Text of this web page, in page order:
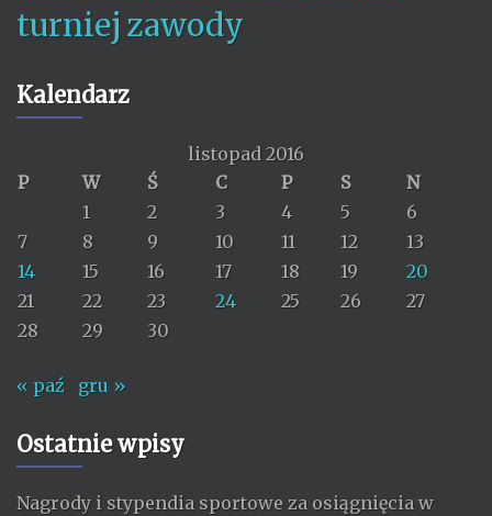
turniej zawody
Kalendarz
listopad 2016
P
W Ś C P S
N
1
2 3 4 5
6
7
8 9 10 11 12
13
14
15 16 17 18 19
20
21
22 23 24 25 26
27
28
29 30
« paź gru »
Ostatnie wpisy
Nagrody i stypendia sportowe za osiągnięcia w